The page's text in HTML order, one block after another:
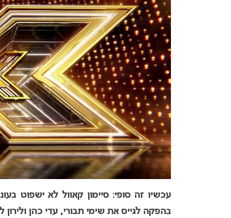
עכשיו זה סופי: סיימון קאוול לא ישפוט
בהפקה לגייס את שימי תבורי, עדי כהן ולירון